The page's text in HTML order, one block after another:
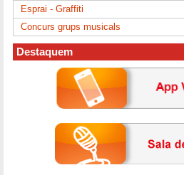
Esprai - Graffiti
Concurs grups musicals
Destaquem